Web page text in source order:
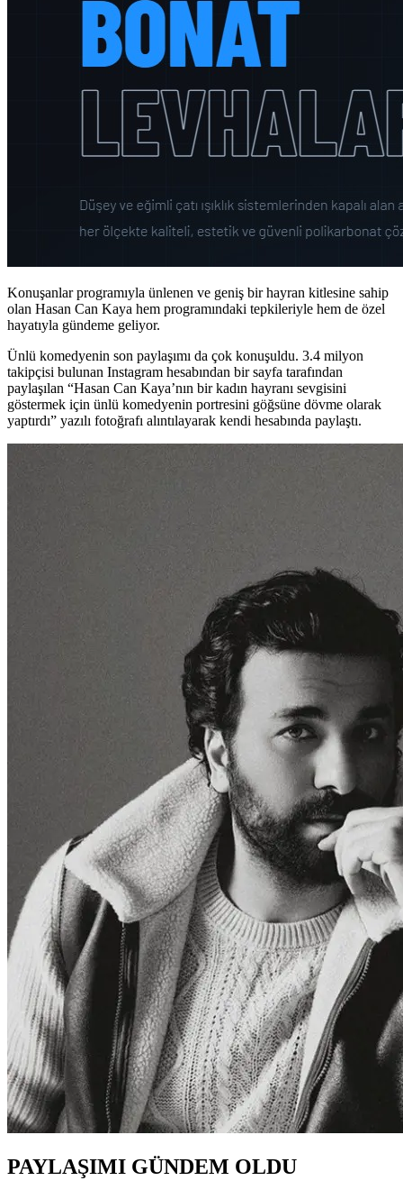
Konuşanlar programıyla ünlenen ve geniş bir hayran kitlesine sahip
olan Hasan Can Kaya hem programındaki tepkileriyle hem de özel
hayatıyla gündeme geliyor.
Ünlü komedyenin son paylaşımı da çok konuşuldu. 3.4 milyon
takipçisi bulunan Instagram hesabından bir sayfa tarafından
paylaşılan “Hasan Can Kaya’nın bir kadın hayranı sevgisini
göstermek için ünlü komedyenin portresini göğsüne dövme olarak
yaptırdı” yazılı fotoğrafı alıntılayarak kendi hesabında paylaştı.
PAYLAŞIMI GÜNDEM OLDU